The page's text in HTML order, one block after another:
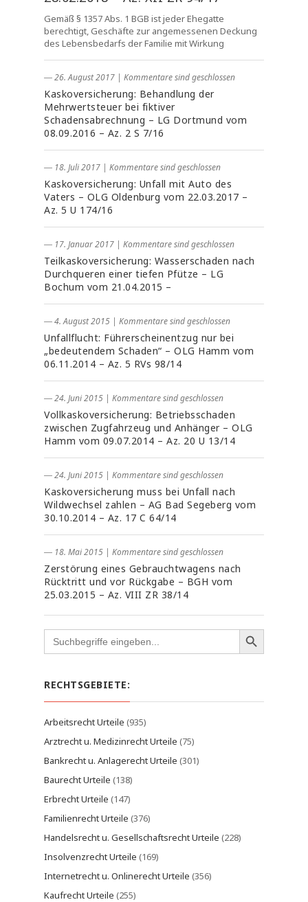
Gemäß § 1357 Abs. 1 BGB ist jeder Ehegatte
berechtigt, Geschäfte zur angemessenen Deckung
des Lebensbedarfs der Familie mit Wirkung
― 26. August 2017 | Kommentare sind geschlossen
Kaskoversicherung: Behandlung der
Mehrwertsteuer bei fiktiver
Schadensabrechnung – LG Dortmund vom
08.09.2016 – Az. 2 S 7/16
― 18. Juli 2017 | Kommentare sind geschlossen
Kaskoversicherung: Unfall mit Auto des
Vaters – OLG Oldenburg vom 22.03.2017 –
Az. 5 U 174/16
― 17. Januar 2017 | Kommentare sind geschlossen
Teilkaskoversicherung: Wasserschaden nach
Durchqueren einer tiefen Pfütze – LG
Bochum vom 21.04.2015 –
― 4. August 2015 | Kommentare sind geschlossen
Unfallflucht: Führerscheinentzug nur bei
„bedeutendem Schaden“ – OLG Hamm vom
06.11.2014 – Az. 5 RVs 98/14
― 24. Juni 2015 | Kommentare sind geschlossen
Vollkaskoversicherung: Betriebsschaden
zwischen Zugfahrzeug und Anhänger – OLG
Hamm vom 09.07.2014 – Az. 20 U 13/14
― 24. Juni 2015 | Kommentare sind geschlossen
Kaskoversicherung muss bei Unfall nach
Wildwechsel zahlen – AG Bad Segeberg vom
30.10.2014 – Az. 17 C 64/14
― 18. Mai 2015 | Kommentare sind geschlossen
Zerstörung eines Gebrauchtwagens nach
Rücktritt und vor Rückgabe – BGH vom
25.03.2015 – Az. VIII ZR 38/14
Search
for:
RECHTSGEBIETE:
Arbeitsrecht Urteile (935)
Arztrecht u. Medizinrecht Urteile (75)
Bankrecht u. Anlagerecht Urteile (301)
Baurecht Urteile (138)
Erbrecht Urteile (147)
Familienrecht Urteile (376)
Handelsrecht u. Gesellschaftsrecht Urteile (228)
Insolvenzrecht Urteile (169)
Internetrecht u. Onlinerecht Urteile (356)
Kaufrecht Urteile (255)